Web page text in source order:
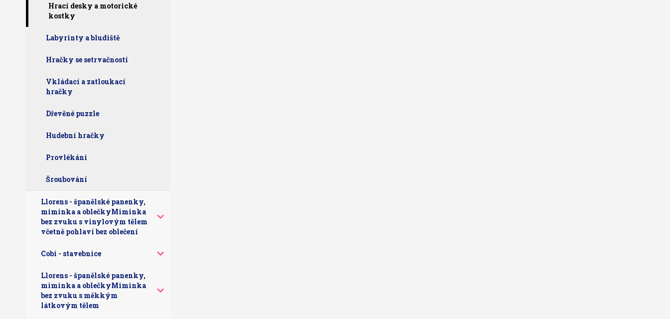
Hrací desky a motorické
kostky
Labyrinty a bludiště
Hračky se setrvačností
Vkládací a zatloukací
hračky
Dřevěné puzzle
Hudební hračky
Provlékání
Šroubování
Llorens - španělské panenky,
miminka a oblečkyMiminka
bez zvuku s vinylovým tělem
včetně pohlaví bez oblečení
Cobi - stavebnice
Llorens - španělské panenky,
miminka a oblečkyMiminka
bez zvuku s měkkým
látkovým tělem